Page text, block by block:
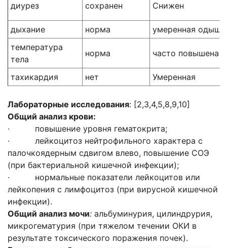
диурез сохранен Снижен
дыхание норма
умеренная
температура
тела
норма часто повышена
тахикардия нет Умеренная
Лабораторные исследования: [2,3,4,5,8,9,10]
Общий анализ крови:
· повышение уровня гематокрита;
· лейкоцитоз нейтрофильного характера с
палочкоядерным сдвигом влево, повышение СОЭ
(при бактериальной кишечной инфекции);
· нормальные показатели лейкоцитов или
лейкопения с лимфоцитоз (при вирусной кишечной
инфекции).
Общий анализ мочи: альбуминурия, цилиндрурия,
микрогематурия (при тяжелом течении ОКИ в
результате токсического поражения почек).